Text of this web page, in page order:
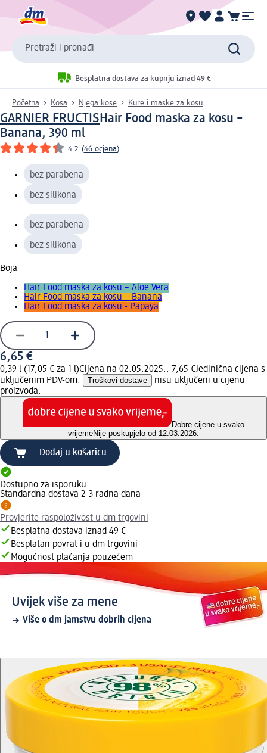
Pretraži i pronađi
Besplatna dostava za kupnju iznad 49 €
Početna Kosa Njega kose Kure i maske za kosu
GARNIER FRUCTIS Hair Food maska za kosu –
Banana, 390 ml
4.2 (46 ocjena)
bez parabena
bez silikona
bez parabena
bez silikona
Boja
Hair Food maska za kosu – Aloe Vera
Hair Food maska za kosu – Banana
Hair Food maska za kosu - Papaya
6,65 €
0,39 l (17,05 € za 1 l)Cijena na 02.05.2025.: 7,65 €Jedinična cijena s
uključenim PDV-om.
Troškovi dostave
nisu uključeni u cijenu
proizvoda.
Dobre cijene u svako
vrijemeNije poskupjelo od 12.03.2026.
Dodaj u košaricu
Dostupno za isporuku
Standardna dostava 2-3 radna dana
Provjerite raspoloživost u dm trgovini
Besplatna dostava iznad 49 €
Besplatan povrat i u dm trgovini
Mogućnost plaćanja pouzećem
Uvijek više za mene
Više o dm jamstvu dobrih cijena